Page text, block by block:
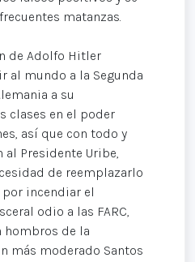
matanzas.
de Adolfo Hitler
al mundo a la Segunda
a su
clases en el poder
así que con todo y
al Presidente Uribe,
de reemplazarlo
incendiar el
odio a las FARC,
hombros de la
más moderado Santos